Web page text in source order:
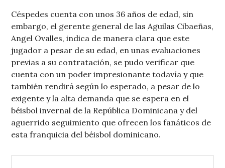
Céspedes cuenta con unos 36 años de edad, sin
embargo, el gerente general de las Aguilas Cibaeñas,
Angel Ovalles, indica de manera clara que este
jugador a pesar de su edad, en unas evaluaciones
previas a su contratación, se pudo verificar que
cuenta con un poder impresionante todavía y que
también rendirá según lo esperado, a pesar de lo
exigente y la alta demanda que se espera en el
béisbol invernal de la República Dominicana y del
aguerrido seguimiento que ofrecen los fanáticos de
esta franquicia del béisbol dominicano.